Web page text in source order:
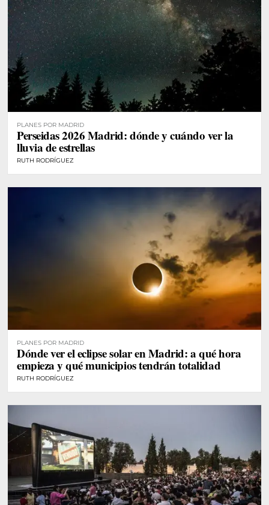
PLANES POR MADRID
Perseidas 2026 Madrid: dónde y cuándo ver la
lluvia de estrellas
RUTH RODRÍGUEZ
PLANES POR MADRID
Dónde ver el eclipse solar en Madrid: a qué hora
empieza y qué municipios tendrán totalidad
RUTH RODRÍGUEZ